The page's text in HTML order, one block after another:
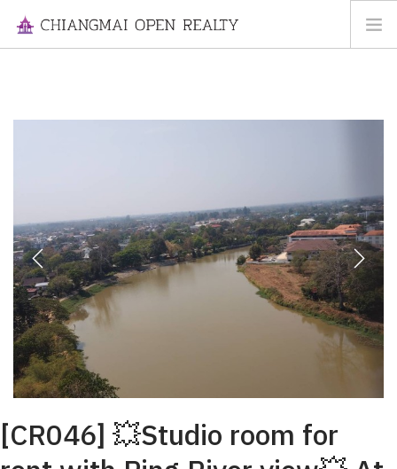
ABOUT US
CONTACT US
Previous Next
[CR046] 💥Studio room for